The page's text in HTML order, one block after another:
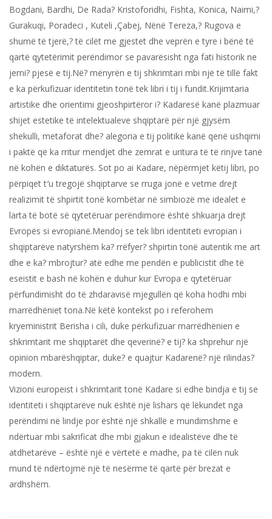
Bogdani, Bardhi, De Rada? Kristoforidhi, Fishta, Konica, Naimi,?
Gurakuqi, Poradeci , Kuteli ,Çabej, Nënë Tereza,? Rugova e
shumë të tjerë,? të cilët me gjestet dhe veprën e tyre i bënë të
qartë qytetërimit perëndimor se pavarësisht nga fati historik ne
jemi? pjesë e tij.Në? mënyrën e tij shkrimtari mbi një të tillë fakt
e ka përkufizuar identitetin tonë tek libri i tij i fundit.Krijimtaria
artistike dhe orientimi gjeoshpirtëror i? Kadaresë kanë plazmuar
shijet estetike të intelektualeve shqiptarë për një gjysëm
shekulli, metaforat dhe? alegoria e tij politike kanë qenë ushqimi
i paktë që ka rritur mendjet dhe zemrat e uritura të të rinjve tanë
në kohën e diktaturës. Sot po ai Kadare, nëpërmjet këtij libri, po
përpiqet t′u tregojë shqiptarve se rruga jonë e vetme drejt
realizimit të shpirtit tonë kombëtar në simbiozë me idealet e
larta të botë së qytetëruar perëndimore është shkuarja drejt
Evropës si evropianë.Mendoj se tek libri identiteti evropian i
shqiptarëve natyrshëm ka? rrëfyer? shpirtin tonë autentik me art
dhe e ka? mbrojtur? atë edhe me pendën e publicistit dhe të
eseistit e bash në kohën e duhur kur Evropa e qytetëruar
përfundimisht do të zhdaravisë mjegullën që koha hodhi mbi
marrëdhëniet tona.Në këtë kontekst po i referohem
kryeministrit Berisha i cili, duke përkufizuar marrëdhënien e
shkrimtarit me shqiptarët dhe qeverinë? e tij? ka shprehur një
opinion mbarëshqiptar, duke? e quajtur Kadarenë? një rilindas?
modern.
Vizioni europeist i shkrimtarit tonë Kadare si edhe bindja e tij se
identiteti i shqiptarëve nuk është një lishars që lëkundet nga
perëndimi në lindje por është një shkallë e mundimshme e
ndërtuar mbi sakrificat dhe mbi gjakun e idealistëve dhe të
atdhetarëve – është një e vërtetë e madhe, pa të cilën nuk
mund të ndërtojmë një të nesërme të qartë për brezat e
ardhshëm.